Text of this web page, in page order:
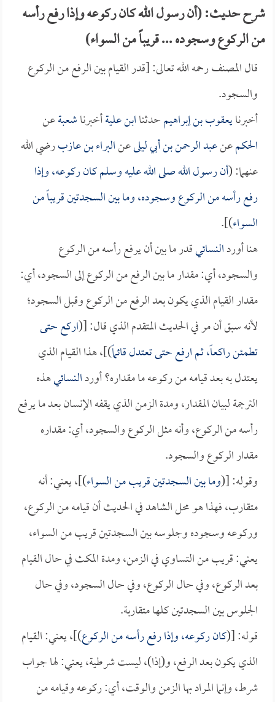
شرح حديث: (أن رسول الله كان ركوعه وإذا رفع رأسه
من الركوع وسجوده ... قريباً من السواء)
قال المصنف رحمه الله تعالى: [قدر القيام بين الرفع من الركوع
والسجود.
أخبرنايعقوب بن إبراهيمحدثناابن عليةأخبرناشعبةعن
الحكمعنعبد الرحمن بن أبي ليلىعنالبراء بن عازبرضي الله
عنهما: (أن رسول الله صلى الله عليه وسلم كان ركوعه، وإذا
رفع رأسه من الركوع وسجوده، وما بين السجدتين قريباً من
السواء)].
هنا أوردالنسائيقدر ما بين أن يرفع رأسه من الركوع
والسجود، أي: مقدار ما بين الرفع من الركوع إلى السجود، أي:
مقدار القيام الذي يكون بعد الرفع من الركوع وقبل السجود؛
لأنه سبق أن مر في الحديث المتقدم الذي قال: [(اركع حتى
تطمئن راكعاً، ثم ارفع حتى تعتدل قائماً)]، هذا القيام الذي
يعتدل به بعد قيامه من ركوعه ما مقداره؟ أوردالنسائيهذه
الترجمة لبيان المقدار، ومدة الزمن الذي يقفه الإنسان بعد ما يرفع
رأسه من الركوع، وأنه مثل الركوع والسجود، أي: مقداره
مقدار الركوع والسجود.
وقوله: [(وما بين السجدتين قريب من السواء)]، يعني: أنه
متقارب، فهذا هو محل الشاهد في الحديث أن قيامه من الركوع،
وركوعه وسجوده وجلوسه بين السجدتين قريب من السواء،
يعني: قريب من التساوي في الزمن، ومدة المكث في حال القيام
بعد الركوع، وفي حال الركوع، وفي حال السجود، وفي حال
الجلوس بين السجدتين كلها متقاربة.
قوله: [(كان ركوعه، وإذا رفع رأسه من الركوع)]، يعني: القيام
الذي يكون بعد الرفع، و(إذا)، ليست شرطية، يعني: لها جواب
شرط، وإنما المراد بها الزمن والوقت، أي: ركوعه وقيامه من